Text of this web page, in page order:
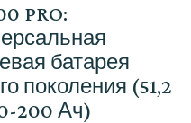
PRO:
батарея
поколения (51,2
200 Ач)